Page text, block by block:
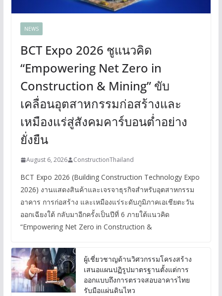
NEWS
BCT Expo 2026 ชูแนวคิด
“Empowering Net Zero in
Construction & Mining” ขับ
เคลื่อนอุตสาหกรรมก่อสร้างและ
เหมืองแร่สู่สังคมคาร์บอนต่ำอย่าง
ยั่งยืน
August 6, 2026 ConstructionThailand
BCT Expo 2026 (Building Construction Technology Expo
2026) งานแสดงสินค้าและเจรจาธุรกิจสำหรับอุตสาหกรรม
อาคาร การก่อสร้าง และเหมืองแร่ระดับภูมิภาคเอเชียตะวัน
ออกเฉียงใต้ กลับมาอีกครั้งเป็นปีที่ 6 ภายใต้แนวคิด
“Empowering Net Zero in Construction &
ผู้เชี่ยวชาญด้านวิศวกรรมโครงสร้าง
เสนอแผนปฏิรูปมาตรฐานตั้งแต่การ
ออกแบบถึงการตรวจสอบอาคารไทย
รับมือแผ่นดินไหว